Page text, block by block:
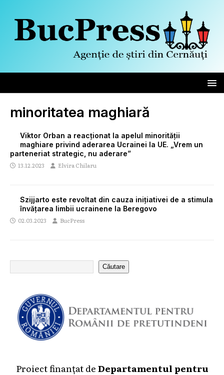
minoritatea maghiară
Viktor Orban a reacționat la apelul minorității
maghiare privind aderarea Ucrainei la UE. „Vrem un
parteneriat strategic, nu aderare”
13.12.2023 Elvira Chilaru
Szijjarto este revoltat din cauza inițiativei de a stimula
învățarea limbii ucrainene la Beregovo
02.03.2023 BucPress
Căutare
Proiect finanțat deDepartamentul pentru